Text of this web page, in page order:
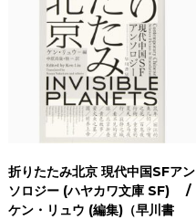
折りたたみ北京 現代中国SFアン
ソロジー (ハヤカワ文庫 SF) /
ケン・リュウ (編集)（早川書